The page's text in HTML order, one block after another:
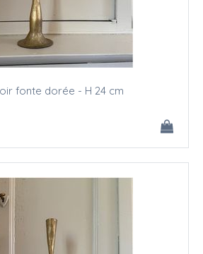
fonte dorée - H 24 cm